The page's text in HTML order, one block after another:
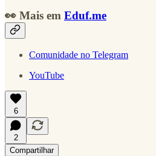
👀 Mais em Eduf.me
Comunidade no Telegram
YouTube
6
2
Compartilhar